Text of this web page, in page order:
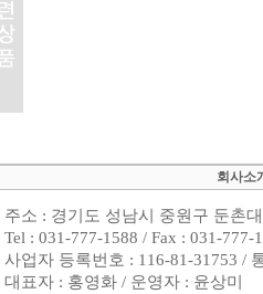
회사소
주소 : 경기도 성남시 중원구 둔촌
Tel : 031-777-1588 / Fax : 031-
사업자 등록번호 : 116-81-31753 /
대표자 : 홍영화 / 운영자 : 윤상미